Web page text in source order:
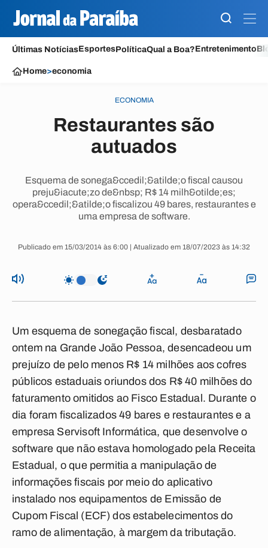
Últimas NotíciasEsportesPolíticaQual a Boa?Entretenimento
Home>economia
ECONOMIA
Restaurantes são
autuados
Esquema de sonega&ccedil;&atilde;o fiscal causou
preju&iacute;zo de&nbsp; R$ 14 milh&otilde;es;
opera&ccedil;&atilde;o fiscalizou 49 bares, restaurantes e
uma empresa de software.
Publicado em 15/03/2014 às 6:00 | Atualizado em 18/07/2023 às 14:32
Um esquema de sonegação fiscal, desbaratado
ontem na Grande João Pessoa, desencadeou um
prejuízo de pelo menos R$ 14 milhões aos cofres
públicos estaduais oriundos dos R$ 40 milhões do
faturamento omitidos ao Fisco Estadual. Durante o
dia foram fiscalizados 49 bares e restaurantes e a
empresa Servisoft Informática, que desenvolve o
software que não estava homologado pela Receita
Estadual, o que permitia a manipulação de
informações fiscais por meio do aplicativo
instalado nos equipamentos de Emissão de
Cupom Fiscal (ECF) dos estabelecimentos do
ramo de alimentação, à margem da tributação.